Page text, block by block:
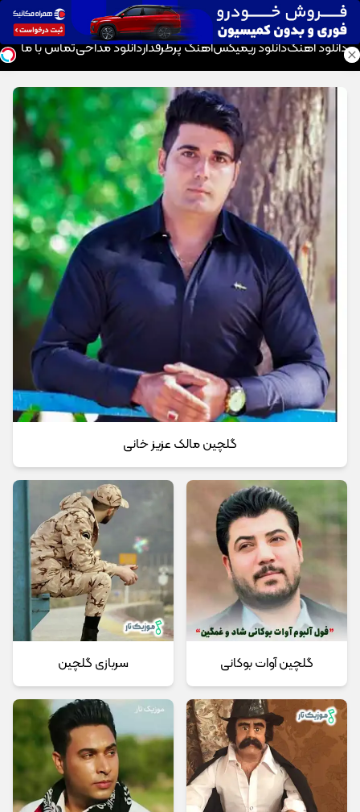
موزیک تار
دانلود آهنگدانلود ریمیکسآهنگ پرطرفداردانلود مداحیتماس با ما
گلچین مالک عزیز خانی
گلچین آوات بوکانی سربازی گلچین